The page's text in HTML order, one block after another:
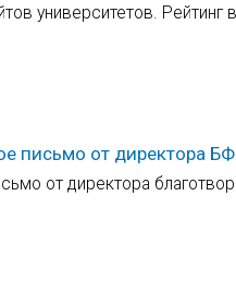
университетов.
письмо от директора
от директора